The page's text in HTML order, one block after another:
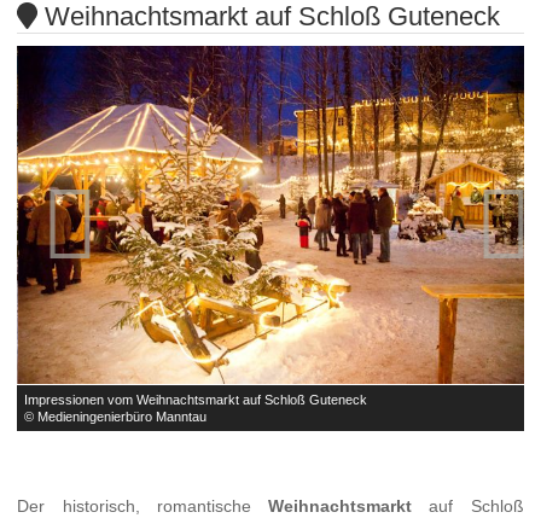
Weihnachtsmarkt auf Schloß Guteneck
Impressionen vom Weihnachtsmarkt auf Schloß Guteneck
© Medieningenierbüro Manntau
 
Der historisch, romantischeWeihnachtsmarkt auf Schloß